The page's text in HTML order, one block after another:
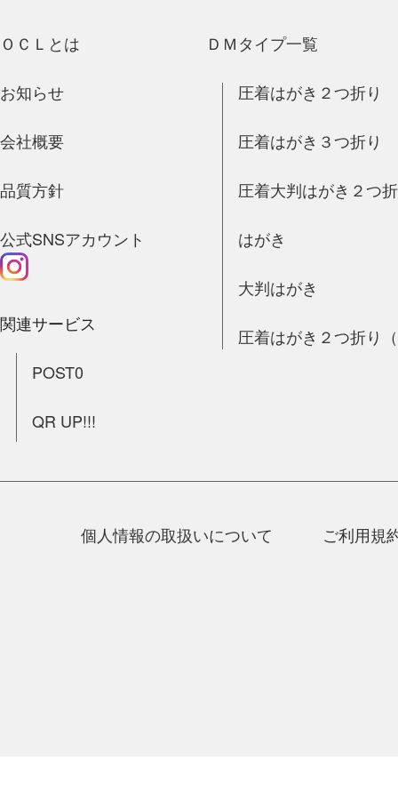
ＯＣＬとは
お知らせ
会社概要
品質方針
公式SNSアカウント
関連サービス
POST0
QR UP!!!
ＤＭタイプ一覧
圧着はがき２つ折り
圧着はがき３つ折り
圧着大判はがき２つ
はがき
大判はがき
圧着はがき２つ折り
個人情報の取扱いについて ご利用規